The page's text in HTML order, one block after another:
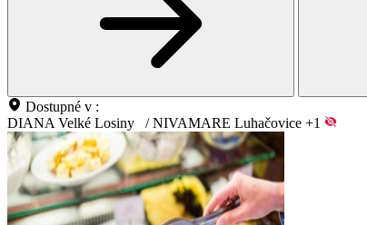
Dostupné v :
DIANA Velké Losiny
/ NIVAMARE Luhačovice +1